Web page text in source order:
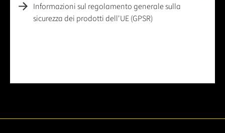
Informazioni sul regolamento generale sulla
sicurezza dei prodotti dell'UE (GPSR)